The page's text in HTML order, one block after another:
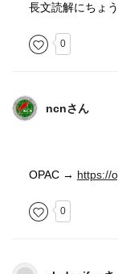
長文読解にちょ
0
ncnさん
OPAC → https://
0